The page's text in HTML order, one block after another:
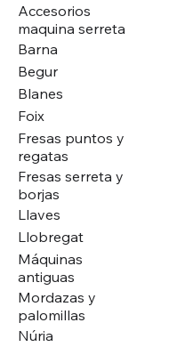
Accesorios
maquina serreta
Barna
Begur
Blanes
Foix
Fresas puntos y
regatas
Fresas serreta y
borjas
Llaves
Llobregat
Máquinas
antiguas
Mordazas y
palomillas
Núria